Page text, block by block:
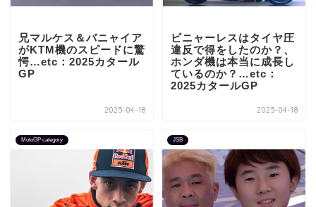
兄マルケス＆バニャイア
がKTM機のスピードに驚
愕…etc：2025カタール
GP
2025-04-18
ビニャーレスはタイヤ圧
違反で得をしたのか？、
ホンダ機は本当に成長し
ているのか？…etc：
2025カタールGP
2025-04-18
MotoGP category JSB